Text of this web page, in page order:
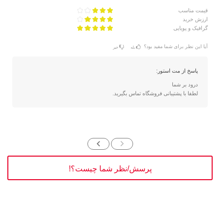
قیمت مناسب
ارزش خرید
گرافیک و پویایی
آیا این نظر برای شما مفید بود؟ بله خیر
پاسخ از مت استور:
درود بر شما
لطفا با پشتیبانی فروشگاه تماس بگیرید.
پرسش/نظر شما چیست؟!